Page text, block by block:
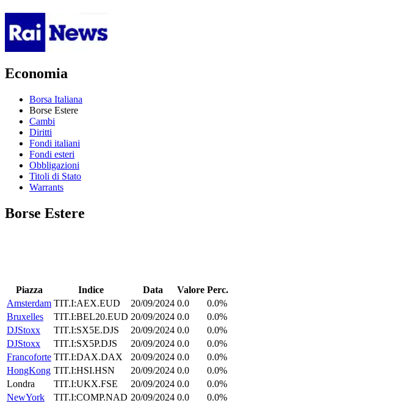
Economia
Borsa Italiana
Borse Estere
Cambi
Diritti
Fondi italiani
Fondi esteri
Obbligazioni
Titoli di Stato
Warrants
Borse Estere
Piazza Indice Data Valore Perc.
Amsterdam TIT.I:AEX.EUD 20/09/2024 0.0
0.0%
Bruxelles
TIT.I:BEL20.EUD 20/09/2024 0.0
0.0%
DJStoxx
TIT.I:SX5E.DJS 20/09/2024 0.0
0.0%
DJStoxx
TIT.I:SX5P.DJS 20/09/2024 0.0
0.0%
Francoforte TIT.I:DAX.DAX 20/09/2024 0.0
0.0%
HongKong TIT.I:HSI.HSN 20/09/2024 0.0
0.0%
Londra
TIT.I:UKX.FSE 20/09/2024 0.0
0.0%
NewYork
TIT.I:COMP.NAD 20/09/2024 0.0
0.0%